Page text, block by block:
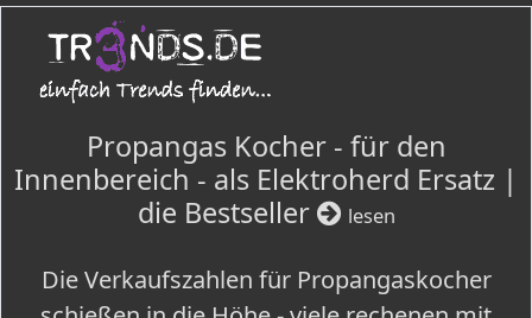
Propangas Kocher - für den
Innenbereich - als Elektroherd Ersatz |
die Bestseller
lesen
Die Verkaufszahlen für Propangaskocher